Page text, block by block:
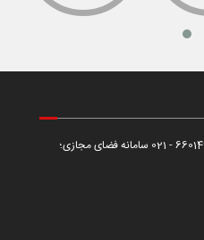
سامانه پیام گیر دفتر مرکزی تهران؛ 66014205 - 021 سامانه فضای مجازی؛